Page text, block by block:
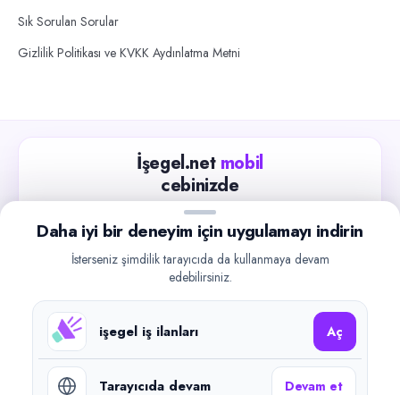
Sık Sorulan Sorular
Gizlilik Politikası ve KVKK Aydınlatma Metni
İşegel.net mobil
cebinizde
Güncel iş ilanlarını takip edin, işverenlerle hızlıca
iletişime geçin.
Google Play
©2026işegel.net. Tüm hakları saklıdır.
Daha iyi bir deneyim için uygulamayı indirin
İsterseniz şimdilik tarayıcıda da kullanmaya devam
edebilirsiniz.
işegel iş ilanları Aç
Tarayıcıda devam Devam et